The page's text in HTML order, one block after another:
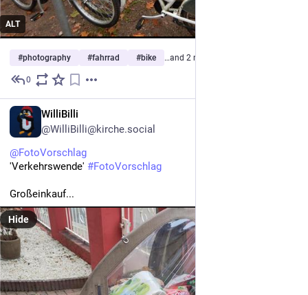
ALT
#photography #fahrrad #bike …and 2 more
0
WilliBilli
@WilliBilli@kirche.social
@FotoVorschlag
'Verkehrswende' #FotoVorschlag
Großeinkauf...
Hide